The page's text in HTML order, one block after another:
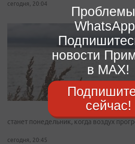
сегодня, 20:04
станет понедельник, когда воздух
сегодня, 20:45
новости
в MAX!
сейчас!